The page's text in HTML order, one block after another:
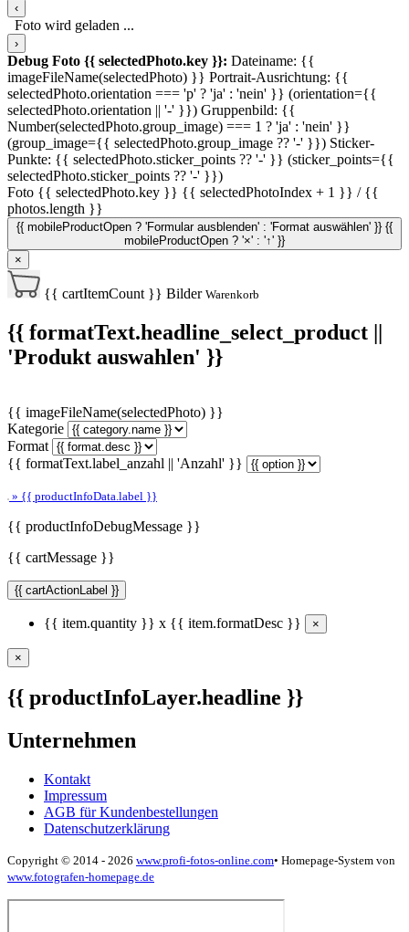
‹
Foto wird geladen ...
›
Debug Foto {{ selectedPhoto.key }}: Dateiname: {{
imageFileName(selectedPhoto) }} Portrait-Ausrichtung: {{
selectedPhoto.orientation === 'p' ? 'ja' : 'nein' }} (orientation={{
selectedPhoto.orientation || '-' }}) Gruppenbild: {{
Number(selectedPhoto.group_image) === 1 ? 'ja' : 'nein' }}
(group_image={{ selectedPhoto.group_image ?? '-' }}) Sticker-
Punkte: {{ selectedPhoto.sticker_points ?? '-' }} (sticker_points={{
selectedPhoto.sticker_points ?? '-' }})
Foto {{ selectedPhoto.key }} {{ selectedPhotoIndex + 1 }} / {{
photos.length }}
{{ mobileProductOpen ? 'Formular ausblenden' : 'Format auswählen' }} {{
mobileProductOpen ? '×' : '↑' }}
×
{{ cartItemCount }} Bilder Warenkorb
{{ formatText.headline_select_product ||
'Produkt auswahlen' }}
{{ imageFileName(selectedPhoto) }}
Kategorie
Format
{{ formatText.label_anzahl || 'Anzahl' }}
» {{ productInfoData.label }}
{{ productInfoDebugMessage }}
{{ cartMessage }}
{{ cartActionLabel }}
{{ item.quantity }} x {{ item.formatDesc }} ×
×
{{ productInfoLayer.headline }}
Unternehmen
Kontakt
Impressum
AGB für Kundenbestellungen
Datenschutzerklärung
Copyright © 2014 - 2026 www.profi-fotos-online.com• Homepage-System von
www.fotografen-homepage.de